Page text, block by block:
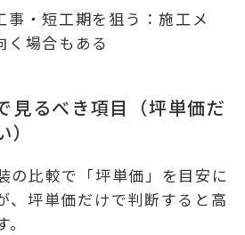
事・短工期を狙う：施工メ
く場合もある
見るべき項目（坪単価だ
の比較で「坪単価」を目安に
、坪単価だけで判断すると高